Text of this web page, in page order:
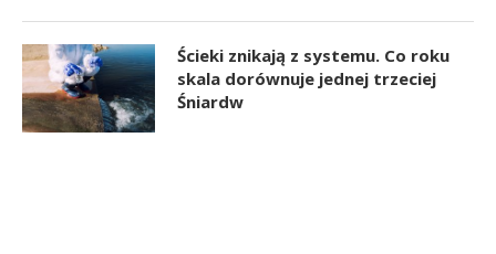
Ścieki znikają z systemu. Co roku
skala dorównuje jednej trzeciej
Śniardw